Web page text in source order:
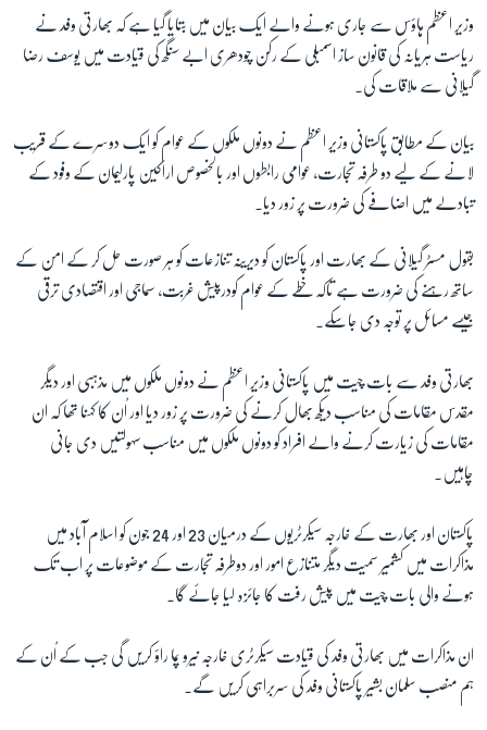
زبان
وزیر اعظم ہاؤس سے جاری ہونے والے ایک بیان میں بتایا گیا ہے کہ بھارتی وفد نے
ریاست ہریانہ کی قانون ساز اسمبلی کے رکن چودھری ابے سنگھ کی قیادت میں یوسف رضا
گیلانی سے ملاقات کی۔
بیان کے مطابق پاکستانی وزیر اعظم نے دونوں ملکوں کے عوام کو ایک دوسرے کے قریب
لانے کے لیے دو طرفہ تجارت، عوامی رابطوں اور بالخصوص اراکین پارلیمان کے وفود کے
تبادلے میں اضافے کی ضرورت پر زور دیا۔
بقول مسٹر گیلانی کے بھارت اور پاکستان کو دیرینہ تنازعات کو ہر صورت حل کر کے امن کے
ساتھ رہنے کی ضرورت ہے تاکہ خطے کے عوام کودرپیش غربت، سماجی اور اقتصادی ترقی
جیسے مسائل پر توجہ دی جاسکے۔
بھارتی وفد سے بات چیت میں پاکستانی وزیر اعظم نے دونوں ملکوں میں مذہبی اور دیگر
مقدس مقامات کی مناسب دیکھ بھال کرنے کی ضرورت پر زور دیا اور اُن کا کہنا تھا کہ ان
مقامات کی زیارت کرنے والے افراد کو دونوں ملکوں میں مناسب سہولتیں دی جانی
چاہیں۔
پاکستان اور بھارت کے خارجہ سیکرٹریوں کے درمیان 23 اور 24 جون کو اسلام آباد میں
مذاکرات میں کشمیر سمیت دیگر متنازع امور اور دوطرفہ تجارت کے موضوعات پر اب تک
ہونے والی بات چیت میں پیش رفت کا جائزہ لیا جائے گا۔
ان مذاکرات میں بھارتی وفد کی قیادت سیکرٹری خارجہ نیرو پما راؤ کریں گی جب کے اُن کے
ہم منصب سلمان بشیر پاکستانی وفد کی سربراہی کریں گے۔